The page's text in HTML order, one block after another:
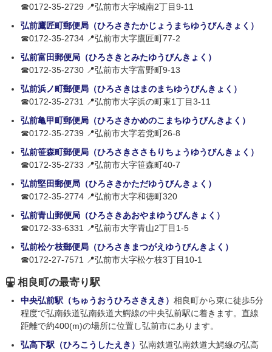
☎0172-35-2729 📍弘前市大字城南2丁目9-11
弘前鷹匠町郵便局（ひろさきたかじょうまちゆうびんきょく）
☎0172-35-2734 📍弘前市大字鷹匠町77-2
弘前富田郵便局（ひろさきとみたゆうびんきょく）
☎0172-35-2730 📍弘前市大字富野町9-13
弘前浜ノ町郵便局（ひろさきはまのまちゆうびんきょく）
☎0172-35-2731 📍弘前市大字浜の町東1丁目3-11
弘前亀甲町郵便局（ひろさきかめのこまちゆうびんきよく）
☎0172-35-2739 📍弘前市大字若党町26-8
弘前笹森町郵便局（ひろさきささもりちょうゆうびんきょく）
☎0172-35-2733 📍弘前市大字笹森町40-7
弘前堅田郵便局（ひろさきかただゆうびんきょく）
☎0172-35-2774 📍弘前市大字和徳町320
弘前青山郵便局（ひろさきあおやまゆうびんきょく）
☎0172-33-6331 📍弘前市大字青山2丁目1-5
弘前松ケ枝郵便局（ひろさきまつがえゆうびんきよく）
☎0172-27-7571 📍弘前市大字松ケ枝3丁目10-1
相良町の最寄り駅
中央弘前駅（ちゅうおうひろさきえき） 相良町から東に徒歩5分
程度で弘南鉄道弘南鉄道大鰐線の中央弘前駅に着きます。直線
距離で約400(m)の場所に位置し弘前市にあります。
弘高下駅（ひろこうしたえき） 弘南鉄道弘南鉄道大鰐線の弘高